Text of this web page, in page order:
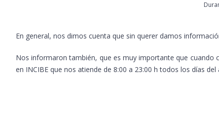
En general, nos dimos cuenta que sin querer damos
Nos informaron también, que es muy importante que
en INCIBE que nos atiende de 8:00 a 23:00 h todos los días